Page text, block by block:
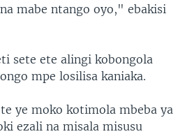
mabe ntango oyo," ebakisi
sete ete alingi kobongola
mpe losilisa kaniaka.
ye moko kotimola mbeba ya
ezali na misala misusu